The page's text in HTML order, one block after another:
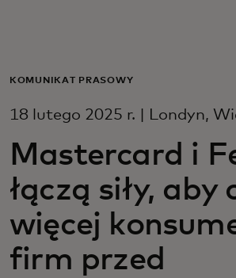
Dla firm
Dla innowatorów
Aktualności i trendy
KOMUNIKAT PRASOWY
18 lutego 2025 r. | Londyn,
Mastercard i
łączą siły, aby
więcej
firm przed